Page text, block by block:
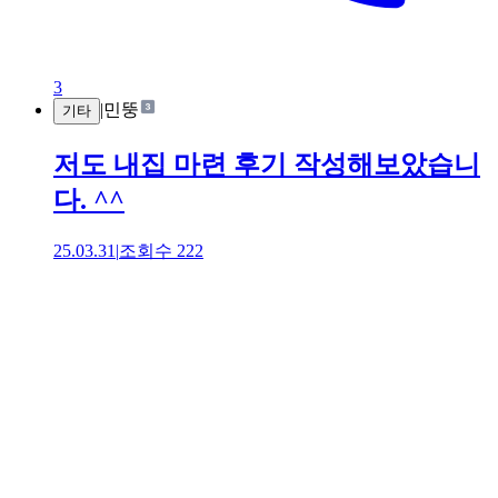
3
기타 |민뚱
저도 내집 마련 후기 작성해보았습니
다. ^^
25.03.31 |조회수 222